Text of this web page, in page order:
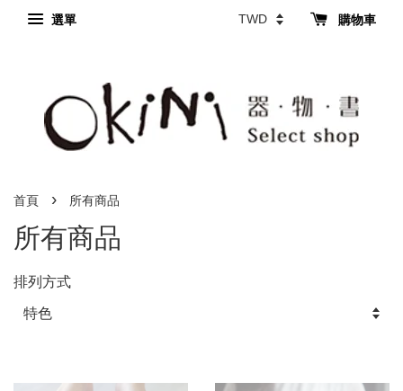
選單 購物車
首頁 › 所有商品
所有商品
排列方式